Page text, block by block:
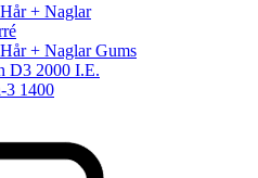
+ Naglar
+ Naglar Gums
D3 2000 I.E.
3 1400